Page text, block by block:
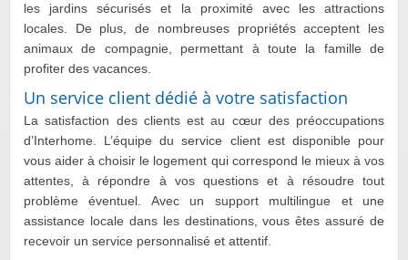
les jardins sécurisés et la proximité avec les attractions
locales. De plus, de nombreuses propriétés acceptent les
animaux de compagnie, permettant à toute la famille de
profiter des vacances.
Un service client dédié à votre satisfaction
La satisfaction des clients est au cœur des préoccupations
d’Interhome. L’équipe du service client est disponible pour
vous aider à choisir le logement qui correspond le mieux à vos
attentes, à répondre à vos questions et à résoudre tout
problème éventuel. Avec un support multilingue et une
assistance locale dans les destinations, vous êtes assuré de
recevoir un service personnalisé et attentif.